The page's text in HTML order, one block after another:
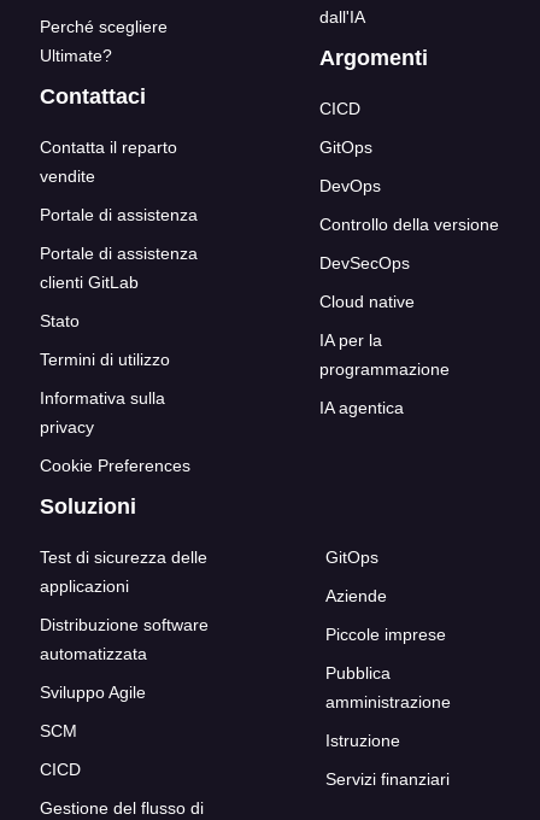
Perché scegliere
Ultimate?
Contattaci
Contatta il reparto
vendite
Portale di assistenza
Portale di assistenza
clienti GitLab
Stato
Termini di utilizzo
Informativa sulla
privacy
Cookie Preferences
dall'IA
Argomenti
CICD
GitOps
DevOps
Controllo della versione
DevSecOps
Cloud native
IA per la
programmazione
IA agentica
Soluzioni
Test di sicurezza delle
applicazioni
Distribuzione software
automatizzata
Sviluppo Agile
SCM
CICD
Gestione del flusso di
GitOps
Aziende
Piccole imprese
Pubblica
amministrazione
Istruzione
Servizi finanziari